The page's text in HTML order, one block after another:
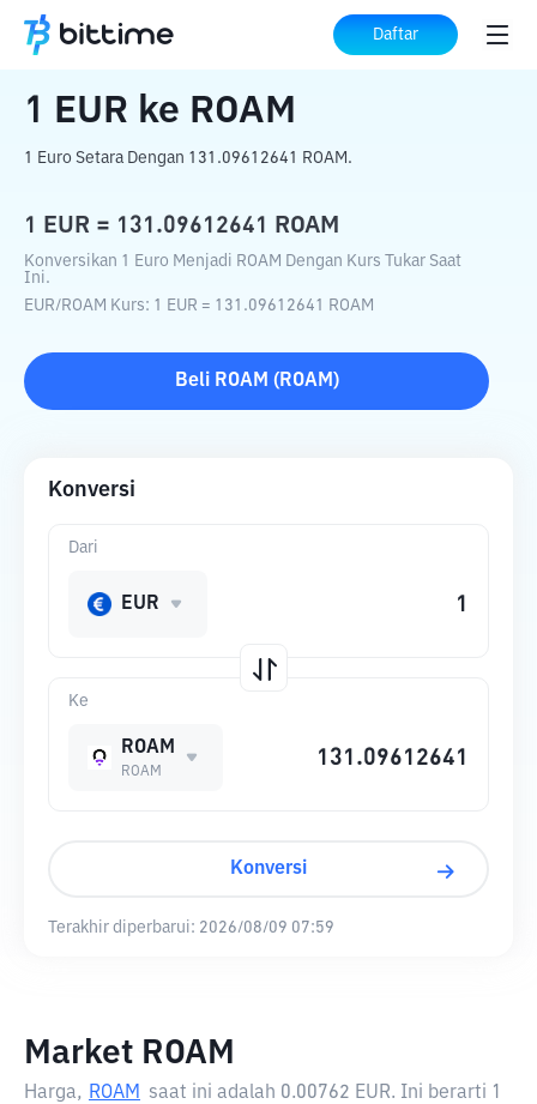
Daftar
Beranda Konverter Kripto ke ROAM
1 EUR ke ROAM
1 Euro Setara Dengan 131.09612641 ROAM.
1 EUR = 131.09612641 ROAM
Konversikan 1 Euro Menjadi ROAM Dengan Kurs Tukar Saat
Ini.
EUR/ROAM Kurs: 1 EUR = 131.09612641 ROAM
Beli ROAM ( ROAM )
Konversi
Ke
ROAM
ROAM
Dari
EUR
Konversi
Terakhir diperbarui: 2026/08/09 07:59
Market ROAM
Harga, ROAM saat ini adalah 0.00762 EUR. Ini berarti 1